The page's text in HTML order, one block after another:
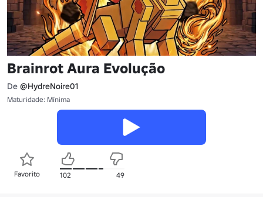
Brainrot Aura Evolução
De @HydreNoire01
Maturidade: Mínima
Favorito 102 49